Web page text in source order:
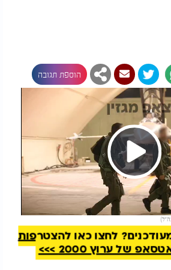
הוספת תגובה
להמשך קריאה
לחצו כאן להצטרפות
של ערוץ 2000 >>>